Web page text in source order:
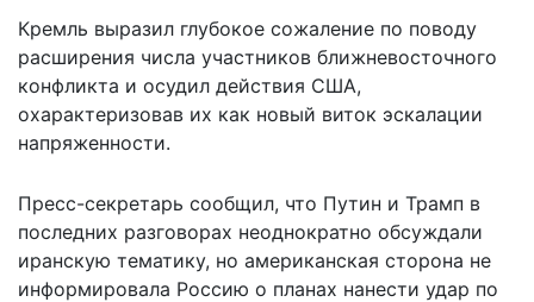
Кремль выразил глубокое сожаление по поводу
расширения числа участников ближневосточного
конфликта и осудил действия США,
охарактеризовав их как новый виток эскалации
напряженности.
Пресс-секретарь сообщил, что Путин и Трамп в
последних разговорах неоднократно обсуждали
иранскую тематику, но американская сторона не
информировала Россию о планах нанести удар по